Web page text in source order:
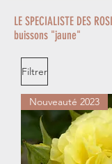
LE SPECIALISTE DES
buissons "jaune"
Filtrer
Nouveauté 2023